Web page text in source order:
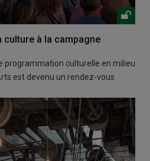
culture à la campagne
programmation culturelle en milieu
est devenu un rendez-vous